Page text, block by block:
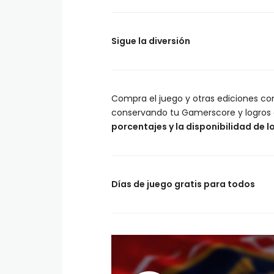
Sigue la diversión
Compra el juego y otras ediciones
conservando tu Gamerscore y
porcentajes y la disponibilidad de
Días de juego gratis para todos